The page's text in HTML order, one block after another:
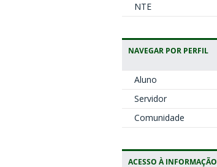
NTE
NAVEGAR POR PERFIL
Aluno
Servidor
Comunidade
ACESSO À INFORMAÇÃO